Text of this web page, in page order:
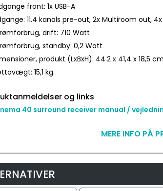
front: 1x USB-A
11.4 kanals pre-out, 2x Multiroom out,
drift: 710 Watt
standby: 0,2 Watt
produkt (LxBxH): 44.2 x 41,4 x 18,5
15,1 kg.
og links
40 surround receiver manual /
MERE INFO PÅ